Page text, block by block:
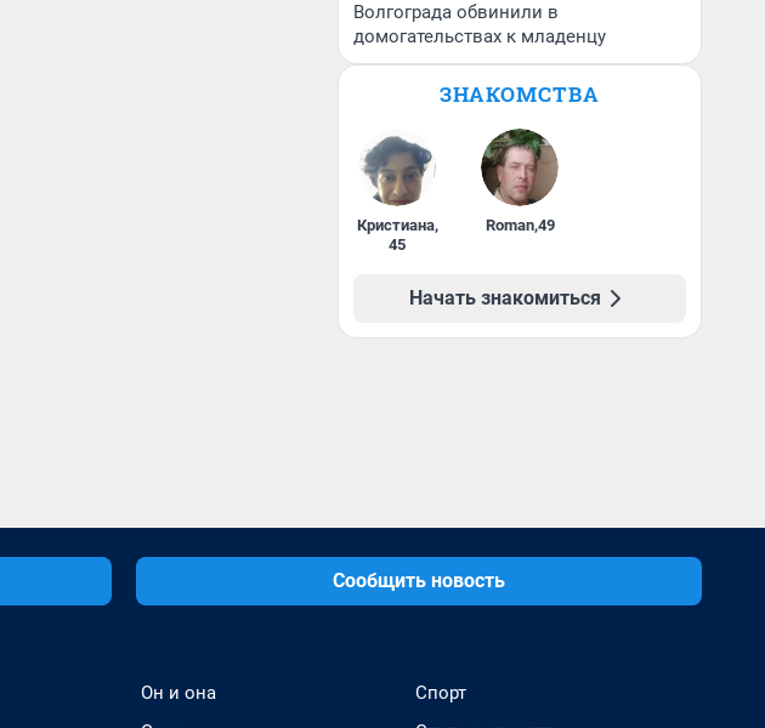
Волгограда обвинили в
домогательствах к младенцу
ЗНАКОМСТВА
Кристиана,
45
Roman,49
Начать знакомиться
Сообщить новость
Он и она
Спорт